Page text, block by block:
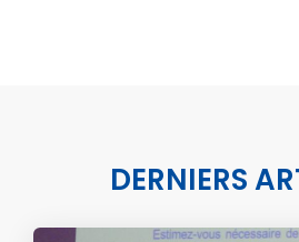
DERNIERS